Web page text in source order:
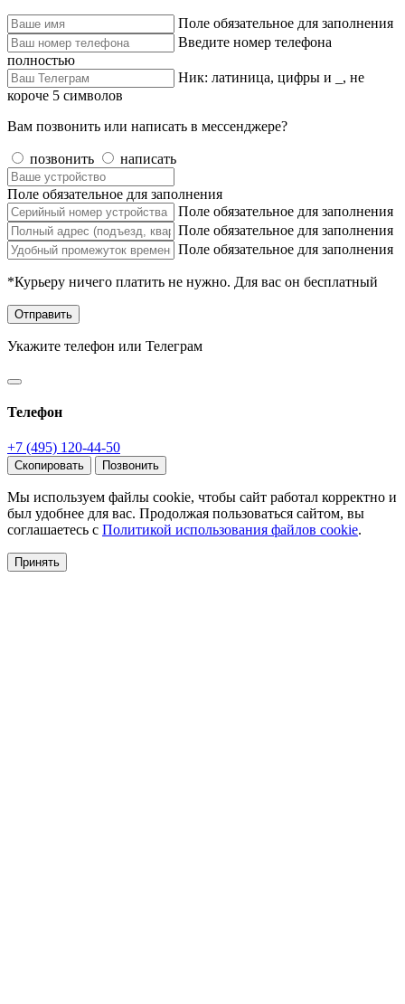
Поле обязательное для заполнения
Введите номер телефона
полностью
Ник: латиница, цифры и _, не
короче 5 символов
Вам позвонить или написать в мессенджере?
позвонить написать
Поле обязательное для заполнения
Поле обязательное для заполнения
Поле обязательное для заполнения
Поле обязательное для заполнения
*Курьеру ничего платить не нужно. Для вас он бесплатный
Отправить
Укажите телефон или Телеграм
Телефон
+7 (495) 120-44-50
Скопировать Позвонить
Мы используем файлы cookie, чтобы сайт работал корректно и
был удобнее для вас. Продолжая пользоваться сайтом, вы
соглашаетесь с Политикой использования файлов cookie.
Принять